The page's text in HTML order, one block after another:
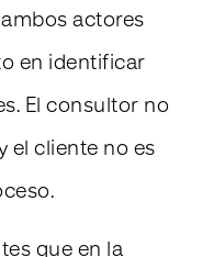
actores
en identificar
El consultor no
el cliente no es
que en la